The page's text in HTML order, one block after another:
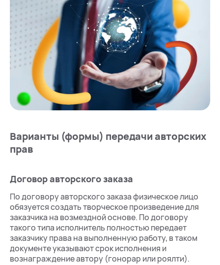
Варианты (формы) передачи авторских
прав
Договор авторского заказа
По договору авторского заказа физическое лицо
обязуется создать творческое произведение для
заказчика на возмездной основе. По договору
такого типа исполнитель полностью передает
заказчику права на выполненную работу, в таком
документе указывают срок исполнения и
вознаграждение автору (гонорар или роялти).